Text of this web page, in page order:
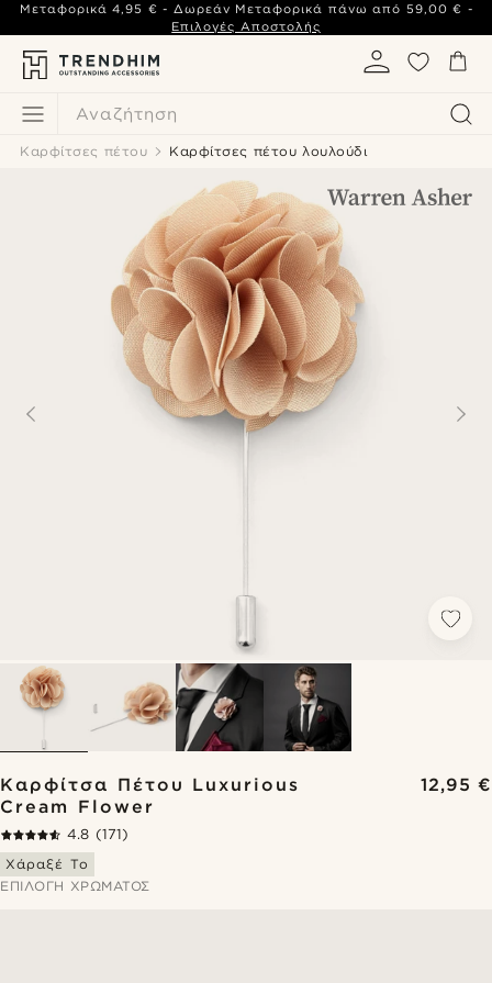
Αναζήτηση
Μεταφορικά 4,95 € - Δωρεάν Μεταφορικά πάνω από 59,00 € -
Επιλογές Αποστολής
Καρφίτσες πέτου Καρφίτσες πέτου λουλούδι
Καρφίτσα Πέτου Luxurious
Cream Flower
12,95 €
4.8 (171)
Χάραξέ Το
ΕΠΙΛΟΓΉ ΧΡΏΜΑΤΟΣ